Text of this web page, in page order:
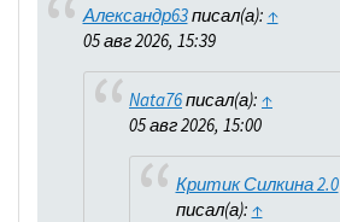
Александр63писал(а): ↑
05 авг 2026, 15:39
Nata76писал(а): ↑
05 авг 2026, 15:00
Критик Силкина 2.0
писал(а): ↑